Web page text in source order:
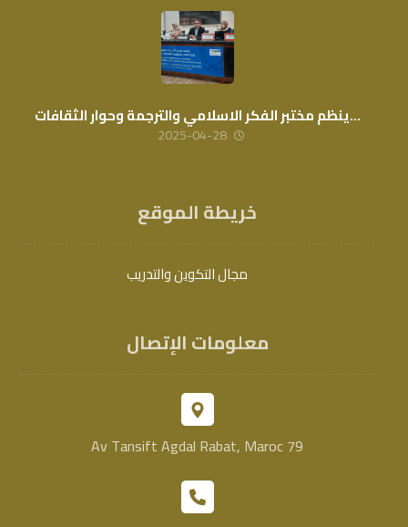
…ينظم مختبر الفكر الاسلامي والترجمة وحوار الثقافات
2025-04-28
خريطة الموقع
مجال التكوين والتدريب
معلومات الإتصال
79 Av Tansift Agdal Rabat, Maroc